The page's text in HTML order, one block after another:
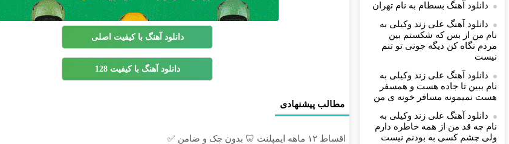
دانلود آهنگ با کیفیت اصلی
دانلود آهنگ با کیفیت 128
مطالب پیشنهادی
اقساط ۱۲ ماهه ایمپلنت 🦷 بدون چک و ضامن ✅
دانلود آهنگ بسطام به نام تهران
دانلود آهنگ علی زند وکیلی به
نام من از بس كه شكستم بین
مردم نگاه كن دیگه جونى تو تنم
نیست
دانلود آهنگ علی زند وکیلی به
نام ببین تا جاده هست و همسفر
هست نمیمونه مسافر خونه ی من
دانلود آهنگ علی زند وکیلی به
نام چه قد من از همه خاطره دارم
ولی چشم كسی به بودنم نیست